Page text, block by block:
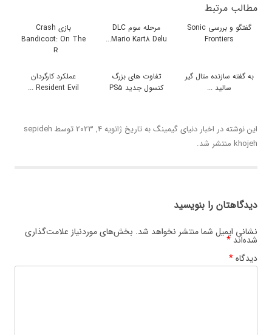
مطالب مرتبط
گفتگو و بررسی Sonic
Frontiers
مرحله سوم DLC
Mario Kart8 Delu...
بازی Crash
Bandicoot: On The
R...
به گفته سازنده متال گیر
سالید ...
تفاوت های بزرگ
کنسول جدید PS5
عملکرد کارگردان
Resident Evil ...
این نوشته در اخبار دنیای گیمینگبه تاریخ ژانویه 4, 2023 توسط sepideh
khojeh منتشر شد.
دیدگاهتان را بنویسید
نشانی ایمیل شما منتشر نخواهد شد. بخش‌های موردنیاز علامت‌گذاری
شده‌اند*
دیدگاه*